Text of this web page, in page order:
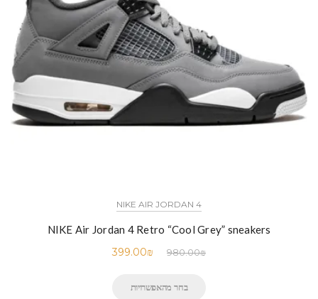
NIKE AIR JORDAN 4
NIKE Air Jordan 4 Retro “Cool Grey” sneakers
980.00₪
399.00₪
בחר מהאפשרויות